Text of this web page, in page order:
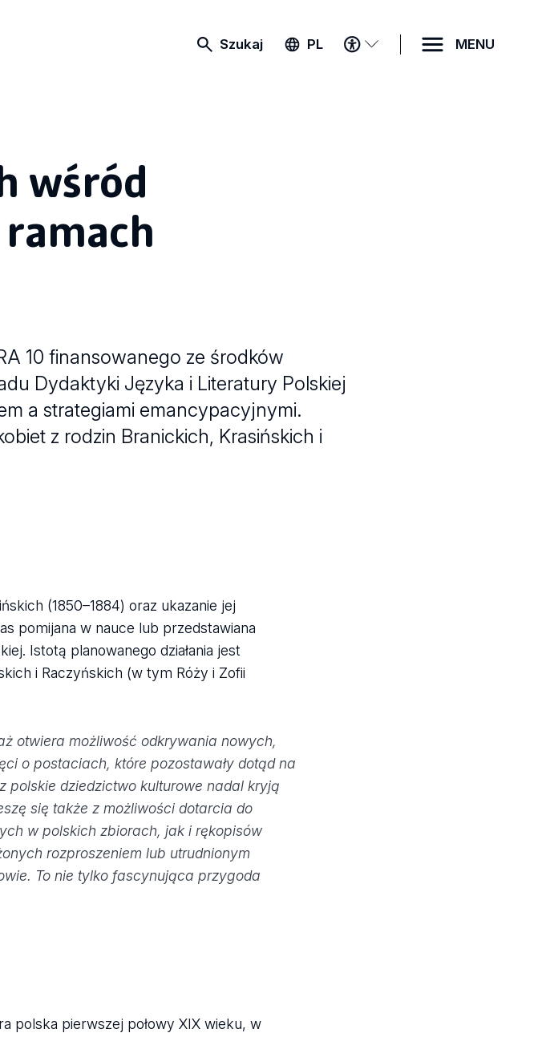
Szukaj PL
MENU
DOSTĘPNOŚCI
MENU
wśród
10 finansowanego ze środków
Dydaktyki Języka i Literatury Polskiej
a strategiami emancypacyjnymi.
z rodzin Branickich, Krasińskich i
(1850–1884) oraz ukazanie jej
pomijana w nauce lub przedstawiana
Istotą planowanego działania jest
i Raczyńskich (w tym Róży i Zofii
otwiera możliwość odkrywania nowych,
o postaciach, które pozostawały dotąd na
polskie dziedzictwo kulturowe nadal kryją
się także z możliwości dotarcia do
w polskich zbiorach, jak i rękopisów
rozproszeniem lub utrudnionym
To nie tylko fascynująca przygoda
polska pierwszej połowy XIX wieku, w